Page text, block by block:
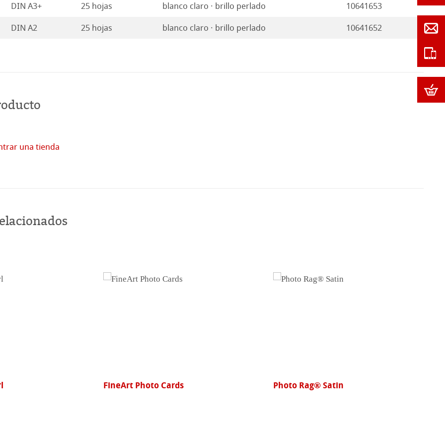
DIN A3+ 25 hojas blanco claro · brillo perlado 10641653
DIN A2 25 hojas blanco claro · brillo perlado 10641652
una tienda
Photo Rag® Satin Signing Pen Duo